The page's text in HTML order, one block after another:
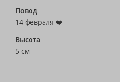
Повод
14 февраля ❤️
Высота
5 см